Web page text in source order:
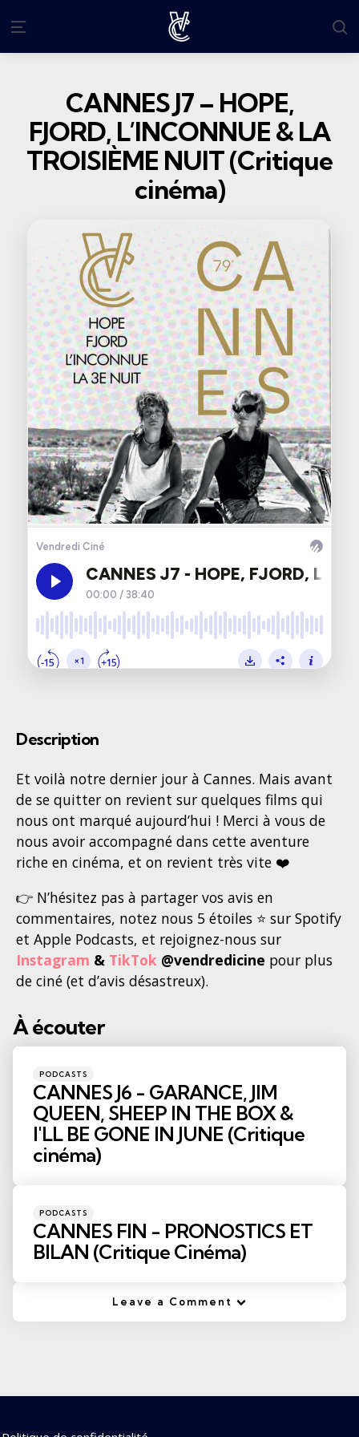
CANNES J7 – HOPE,
FJORD, L’INCONNUE & LA
TROISIÈME NUIT (Critique
cinéma)
Description
Et voilà notre dernier jour à Cannes. Mais avant
de se quitter on revient sur quelques films qui
nous ont marqué aujourd’hui ! Merci à vous de
nous avoir accompagné dans cette aventure
riche en cinéma, et on revient très vite ❤️
👉 N’hésitez pas à partager vos avis en
commentaires, notez nous 5 étoiles ⭐ sur Spotify
et Apple Podcasts, et rejoignez-nous sur
Instagram & TikTok @vendredicine pour plus
de ciné (et d’avis désastreux).
À écouter
Post
Posted
in
PODCASTS
CANNES J6 - GARANCE, JIM
QUEEN, SHEEP IN THE BOX &
I'LL BE GONE IN JUNE (Critique
cinéma)
Posted
in
PODCASTS
CANNES FIN - PRONOSTICS ET
BILAN (Critique Cinéma)
Leave a Comment